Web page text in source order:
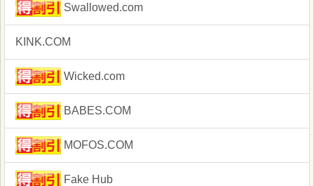
Swallowed.com
KINK.COM
Wicked.com
BABES.COM
MOFOS.COM
Fake Hub